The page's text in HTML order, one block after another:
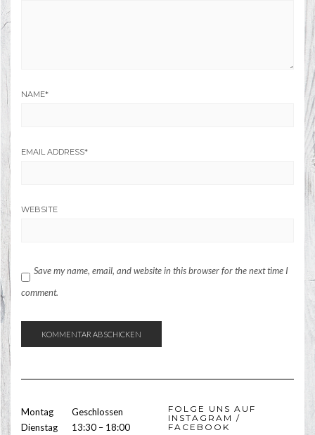
NAME*
EMAIL ADDRESS*
WEBSITE
Save my name, email, and website in this browser for the next time I
comment.
Montag
Geschlossen
Dienstag
13:30 – 18:00
FOLGE UNS AUF
INSTAGRAM /
FACEBOOK